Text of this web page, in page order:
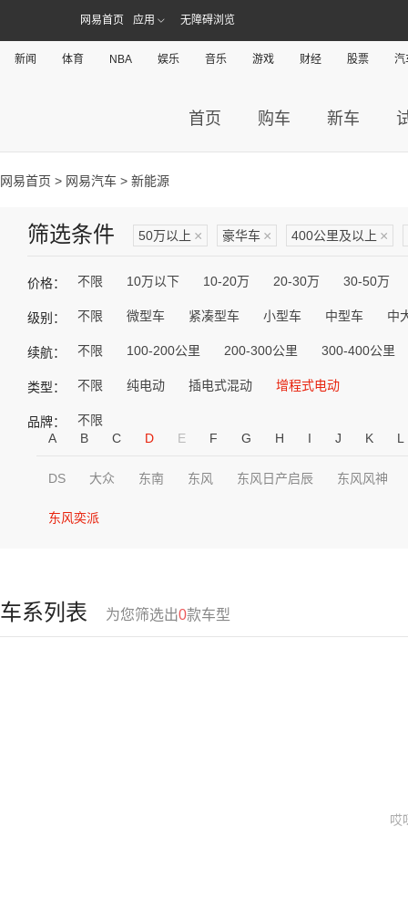
网易首页 应用 无障碍浏览
新闻 体育 NBA 娱乐 音乐 游戏 财经 股票 汽
首页 购车 新车
网易首页 > 网易汽车 > 新能源
筛选条件 50万以上 × 豪华车 × 400公里及以上 ×
价格： 不限 10万以下 10-20万 20-30万 30-50万
级别： 不限 微型车 紧凑型车 小型车 中型车 中
续航： 不限 100-200公里 200-300公里 300-400公里
类型： 不限 纯电动 插电式混动 增程式电动
品牌：
不限
A
B C D E F G H I J K L
DS 大众 东南 东风 东风日产启辰 东风风神
东风奕派
车系列表 为您筛选出0款车型
哎